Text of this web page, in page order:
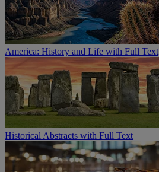
America: History and Life with Full Text
Historical Abstracts with Full Text